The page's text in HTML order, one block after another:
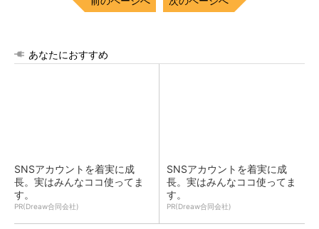
あなたにおすすめ
SNSアカウントを着実に成
長。実はみんなココ使ってま
す。
PR(Dreaw合同会社)
SNSアカウントを着実に成
長。実はみんなココ使ってま
す。
PR(Dreaw合同会社)